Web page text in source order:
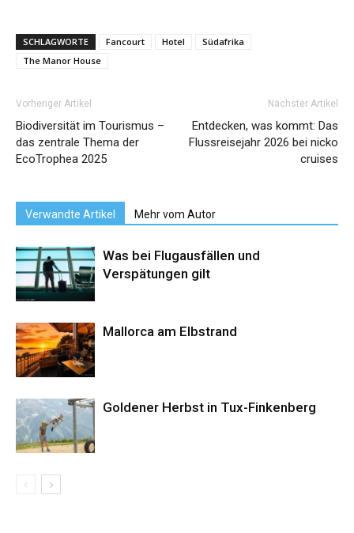
SCHLAGWORTE Fancourt Hotel
Südafrika
The Manor House
Vorheriger Artikel
Biodiversität im Tourismus –
das zentrale Thema der
EcoTrophea 2025
Nächster Artikel
Entdecken, was kommt: Das
Flussreisejahr 2026 bei nicko
cruises
Verwandte Artikel Mehr vom Autor
Was bei Flugausfällen und
Verspätungen gilt
Mallorca am Elbstrand
Goldener Herbst in Tux-Finkenberg